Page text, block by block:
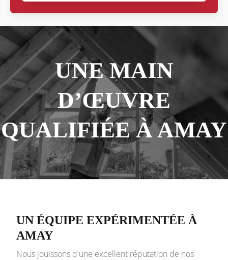
UNE MAIN
D’ŒUVRE
QUALIFIÉE À AMAY
UN ÉQUIPE EXPÉRIMENTÉE À
AMAY
Nous jouissons d'une excellent réputation de nos